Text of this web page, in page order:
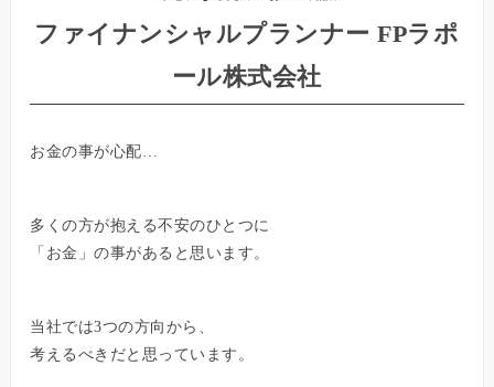
ファイナンシャルプランナー FPラポ
ール株式会社
お金の事が心配…
多くの方が抱える不安のひとつに
「お金」の事があると思います。
当社では3つの方向から、
考えるべきだと思っています。